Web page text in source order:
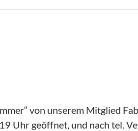
von unserem Mitglied
Uhr geöffnet, und nach tel.